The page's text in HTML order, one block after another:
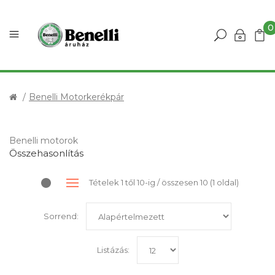
0
Benelli Motorkerékpár
Benelli motorok
Összehasonlítás
Tételek 1 től 10-ig / összesen 10 (1 oldal)
Sorrend:
Listázás: